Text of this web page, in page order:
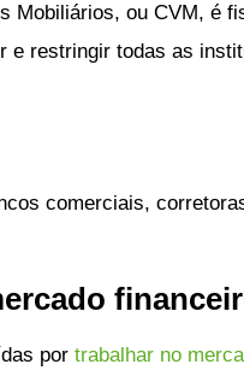
Mobiliários, ou CVM, é
restringir todas as
comerciais,
por trabalhar no